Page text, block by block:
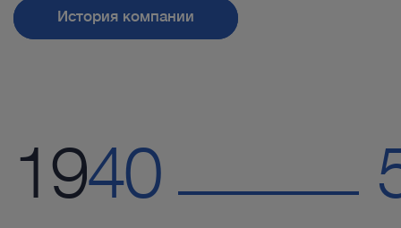
История компании
1940
1940